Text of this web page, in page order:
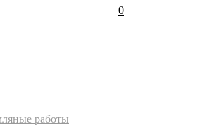
0
работы